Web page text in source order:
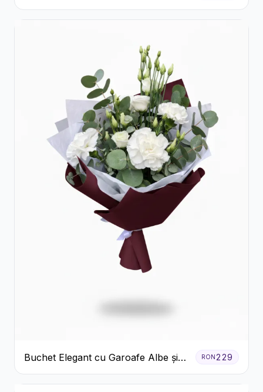
Șampanie și Lumânare
Buchet Elegant cu Garoafe Albe și
Eucalipt
RON 229